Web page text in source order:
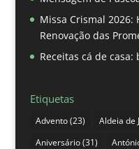
Missa Crismal 2026:
Renovação das
Receitas cá de
Etiquetas
Advento(23) Aldeia de
Aniversário(31)